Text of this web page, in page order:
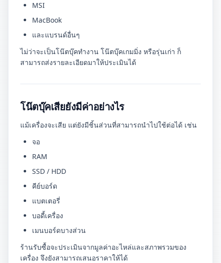
MSI
MacBook
และแบรนด์อื่นๆ
ไม่ว่าจะเป็นโน๊ตบุ๊คทำงาน โน๊ตบุ๊คเกมมิ่ง หรือรุ่นเก่า ก็
สามารถส่งรายละเอียดมาให้ประเมินได้
โน๊ตบุ๊คเสียยังมีค่าอย่างไร
แม้เครื่องจะเสีย แต่ยังมีชิ้นส่วนที่สามารถนำไปใช้ต่อได้ เช่น
จอ
RAM
SSD / HDD
คีย์บอร์ด
แบตเตอรี่
บอดี้เครื่อง
เมนบอร์ดบางส่วน
ร้านรับซื้อจะประเมินจากมูลค่าอะไหล่และสภาพรวมของ
เครื่อง จึงยังสามารถเสนอราคาให้ได้